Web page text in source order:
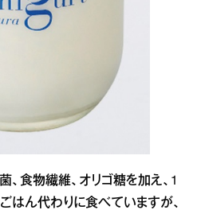
食物繊維、オリゴ糖を加え、1
はん代わりに食べていますが、